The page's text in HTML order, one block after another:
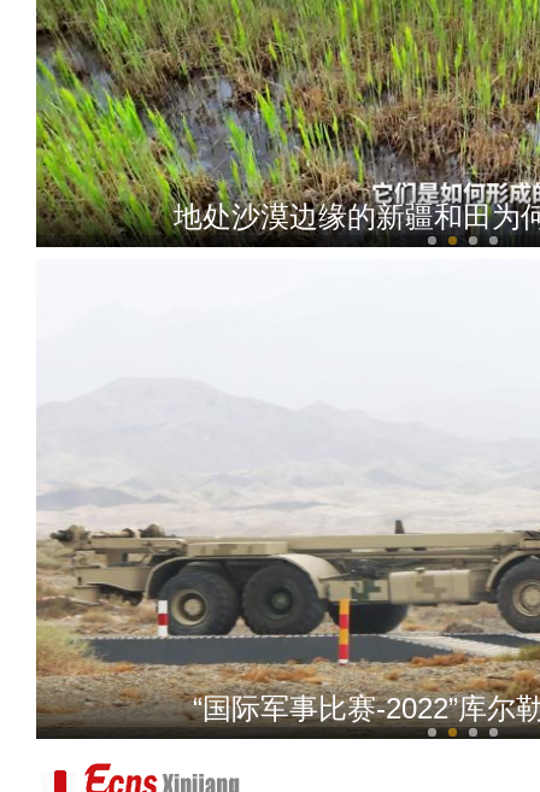
地处沙漠边缘的新疆和田为
千斤骆驼被狼赶入2米深坑
“国际军事比赛-2022”库尔